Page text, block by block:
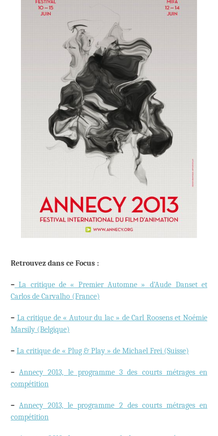
Retrouvez dans ce Focus :
– La critique de « Premier Automne » d’Aude Danset et
Carlos de Carvalho (France)
– La critique de « Autour du lac » de Carl Roosens et Noémie
Marsily (Belgique)
– La critique de « Plug & Play » de Michael Frei (Suisse)
–Annecy 2013, le programme 3 des courts métrages en
compétition
–Annecy 2013, le programme 2 des courts métrages en
compétition